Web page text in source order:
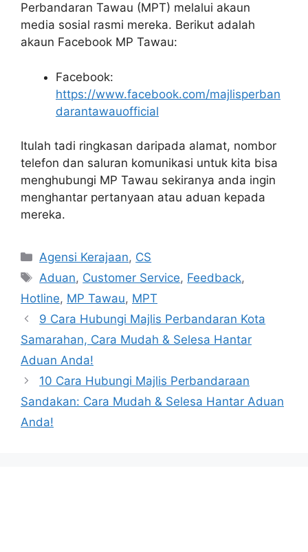
Perbandaran Tawau (MPT) melalui akaun
media sosial rasmi mereka. Berikut adalah
akaun Facebook MP Tawau:
Facebook:
https://www.facebook.com/majlisperban
darantawauofficial
Itulah tadi ringkasan daripada alamat, nombor
telefon dan saluran komunikasi untuk kita bisa
menghubungi MP Tawau sekiranya anda ingin
menghantar pertanyaan atau aduan kepada
mereka.
Categories
Agensi Kerajaan, CS
Tags
Aduan, Customer Service, Feedback,
Hotline, MP Tawau, MPT
9 Cara Hubungi Majlis Perbandaran Kota
Samarahan, Cara Mudah & Selesa Hantar
Aduan Anda!
10 Cara Hubungi Majlis Perbandaraan
Sandakan: Cara Mudah & Selesa Hantar Aduan
Anda!